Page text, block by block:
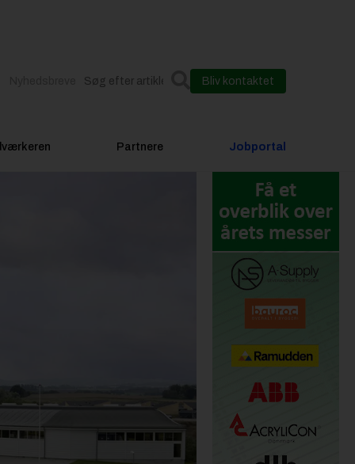
Bliv kontaktet
Partnere Jobportal